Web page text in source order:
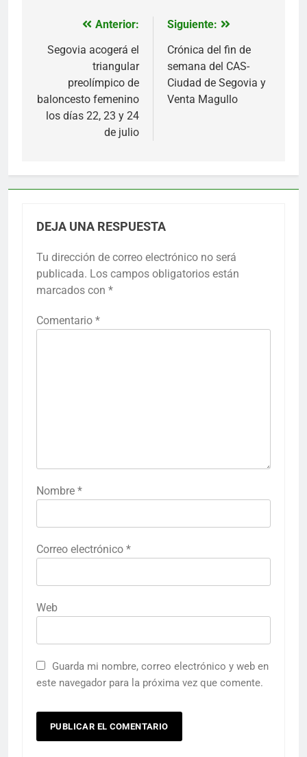
Navegación
de
entradas
Anterior:
Segovia acogerá el
triangular
preolímpico de
baloncesto femenino
los días 22, 23 y 24
de julio
Siguiente:
Crónica del fin de
semana del CAS-
Ciudad de Segovia y
Venta Magullo
DEJA UNA RESPUESTA
Tu dirección de correo electrónico no será
publicada. Los campos obligatorios están
marcados con *
Comentario *
Nombre *
Correo electrónico *
Web
Guarda mi nombre, correo electrónico y web en
este navegador para la próxima vez que comente.